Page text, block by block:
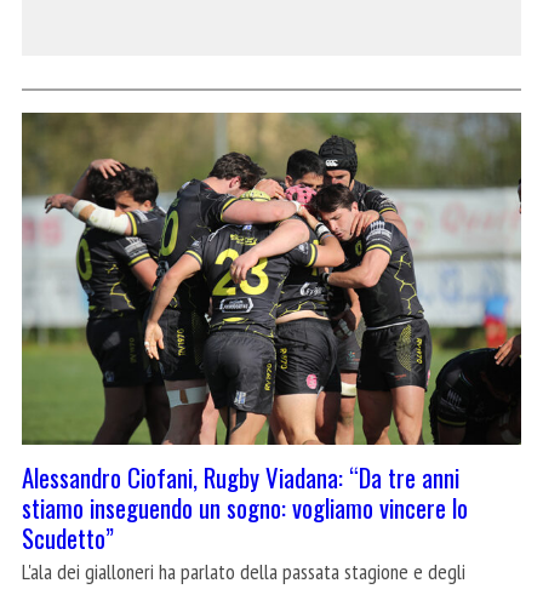
Alessandro Ciofani, Rugby Viadana: “Da tre anni
stiamo inseguendo un sogno: vogliamo vincere lo
Scudetto”
L'ala dei gialloneri ha parlato della passata stagione e degli